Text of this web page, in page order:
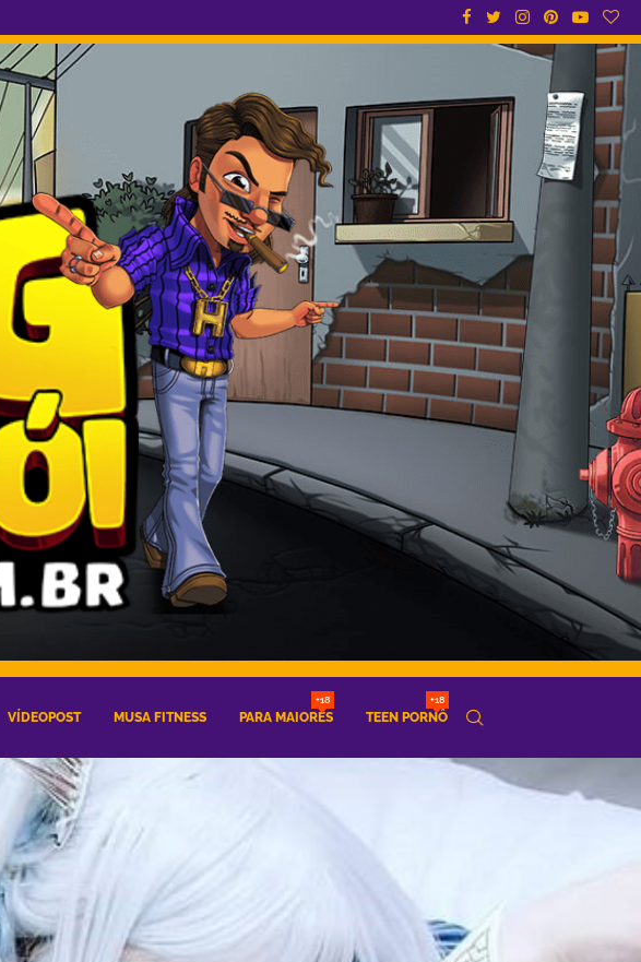
VÍDEOPOST MUSA FITNESS PARA MAIORES
+18
TEEN PORNÔ
+18